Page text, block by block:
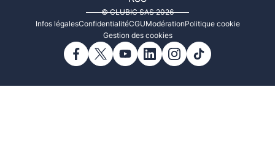
© CLUBIC SAS 2026
Infos légalesConfidentialitéCGUModérationPolitique cookie
Gestion des cookies